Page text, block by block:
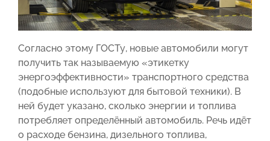
Согласно этому ГОСТу, новые автомобили могут
получить так называемую «этикетку
энергоэффективности» транспортного средства
(подобные используют для бытовой техники). В
ней будет указано, сколько энергии и топлива
потребляет определённый автомобиль. Речь идёт
о расходе бензина, дизельного топлива,